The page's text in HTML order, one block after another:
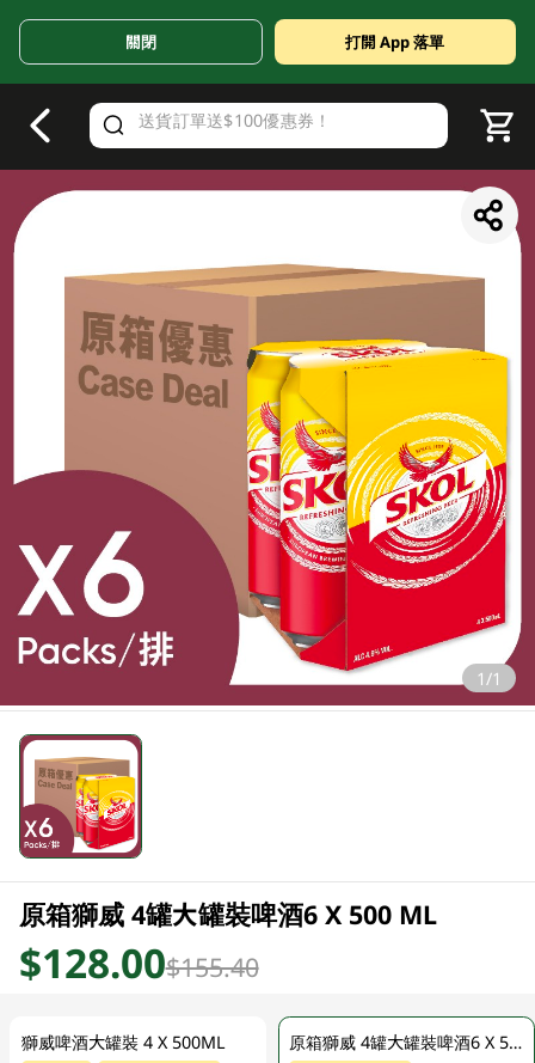
Valid Until 30 June 2026
關閉 打開 App 落單
1/1
原箱獅威 4罐大罐裝啤酒6 X 500 ML
$128.00$155.40
獅威啤酒大罐裝 4 X 500ML 原箱獅威 4罐大罐裝啤酒6 X 500 ML